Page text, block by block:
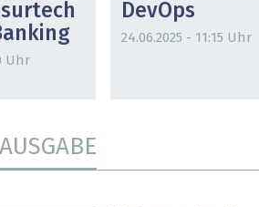
Uhr
DevOps
24.06.2025 - 11:15 Uhr